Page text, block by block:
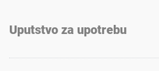
Uputstvo za upotrebu